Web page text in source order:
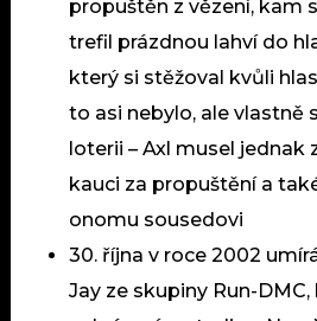
propuštěn z vězení, kam
trefil prázdnou lahví do
který si stěžoval kvůli
to asi nebylo, ale vlastně
loterii – Axl musel
kauci za propuštění a
onomu sousedovi
30. října v roce 2002
Jay ze skupiny Run-